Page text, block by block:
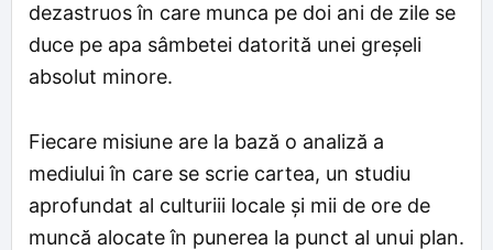
dezastruos în care munca pe doi ani de zile se
duce pe apa sâmbetei datorită unei greșeli
absolut minore.
Fiecare misiune are la bază o analiză a
mediului în care se scrie cartea, un studiu
aprofundat al culturiii locale și mii de ore de
muncă alocate în punerea la punct al unui plan.